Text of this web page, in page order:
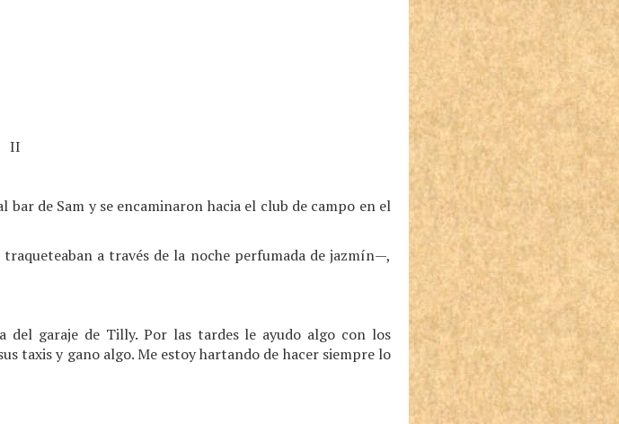
II
de Sam y se encaminaron hacia el club de campo en el
a través de la noche perfumada de jazmín—,
garaje de Tilly. Por las tardes le ayudo algo con los
taxis y gano algo. Me estoy hartando de hacer siempre lo